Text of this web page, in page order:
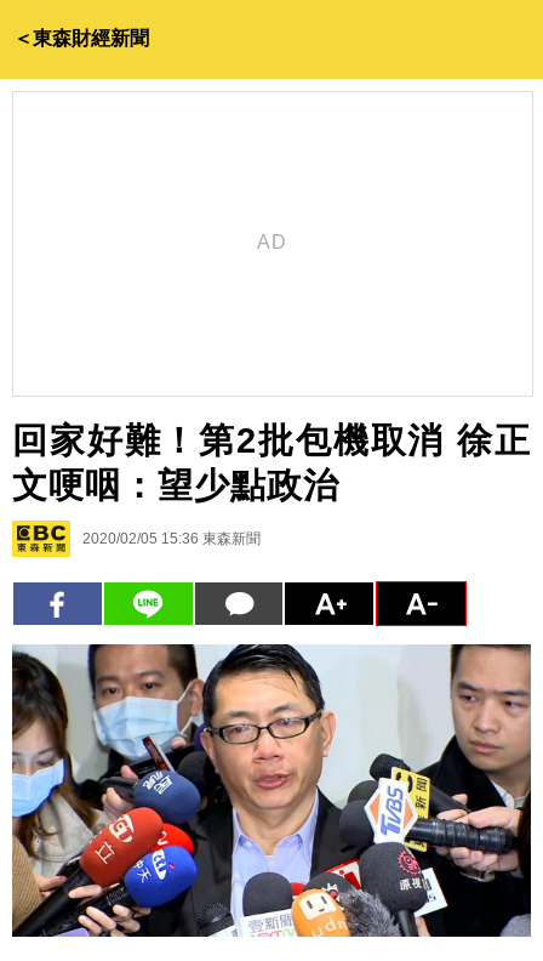
＜東森財經新聞
回家好難！第2批包機取消 徐正
文哽咽：望少點政治
2020/02/05 15:36 東森新聞